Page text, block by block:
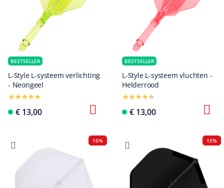
BESTSELLER
L-Style L-systeem verlichting
- Neongeel
€ 13,00
BESTSELLER
L-Style L-systeem vluchten -
Helderrood
€ 13,00
15% 15%